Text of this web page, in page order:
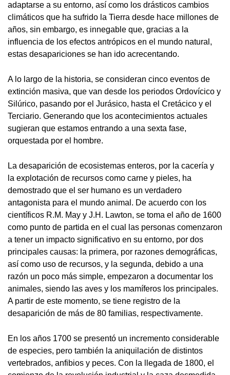
adaptarse a su entorno, así como los drásticos cambios
climáticos que ha sufrido la Tierra desde hace millones de
años, sin embargo, es innegable que, gracias a la
influencia de los efectos antrópicos en el mundo natural,
estas desapariciones se han ido acrecentando.
A lo largo de la historia, se consideran cinco eventos de
extinción masiva, que van desde los periodos Ordovícico y
Silúrico, pasando por el Jurásico, hasta el Cretácico y el
Terciario. Generando que los acontecimientos actuales
sugieran que estamos entrando a una sexta fase,
orquestada por el hombre.
La desaparición de ecosistemas enteros, por la cacería y
la explotación de recursos como carne y pieles, ha
demostrado que el ser humano es un verdadero
antagonista para el mundo animal. De acuerdo con los
científicos R.M. May y J.H. Lawton, se toma el año de 1600
como punto de partida en el cual las personas comenzaron
a tener un impacto significativo en su entorno, por dos
principales causas: la primera, por razones demográficas,
así como uso de recursos, y la segunda, debido a una
razón un poco más simple, empezaron a documentar los
animales, siendo las aves y los mamíferos los principales.
A partir de este momento, se tiene registro de la
desaparición de más de 80 familias, respectivamente.
En los años 1700 se presentó un incremento considerable
de especies, pero también la aniquilación de distintos
vertebrados, anfibios y peces. Con la llegada de 1800, el